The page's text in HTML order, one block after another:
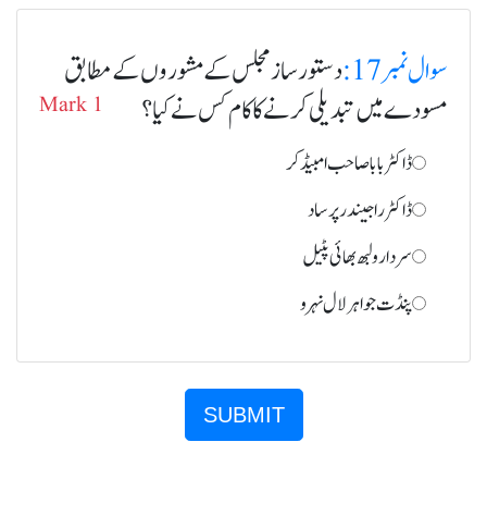
سوال نمبر 17:
دستور ساز مجلس کے مشوروں کے مطابق
مسودے میں تبدیلی کرنے کا کام کس نے کیا؟
Mark 1
ڈاکٹر بابا صاحب امبیڈکر
ڈاکٹر راجیندر پرساد
سردار ولبھ بھائی پٹیل
پنڈت جواہر لال نہرو
SUBMIT